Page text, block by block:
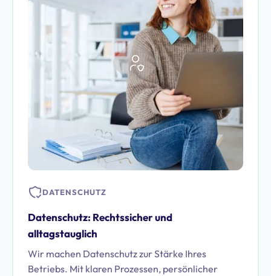
DATENSCHUTZ
Datenschutz: Rechtssicher und
alltagstauglich
Wir machen Datenschutz zur Stärke Ihres
Betriebs. Mit klaren Prozessen, persönlicher